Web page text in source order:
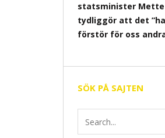
statsminister Mette
tydliggör att det
förstör för oss
SÖK PÅ SAJTEN